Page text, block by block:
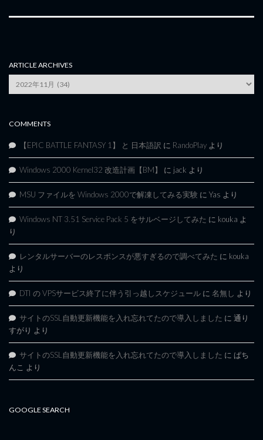
ARTICLE ARCHIVES
Archives
COMMENTS
【EPIC BATTLE FANTASY 1】 と 日本語訳 に RandoPlay より
Windows 2000 Kernel32 改造計画【BM】 に jack より
MSU ファイルを Windows 2000で解凍してみる実験 に Yas より
Windows NT 3.51 Service Pack 5 をサルベージしてみた に kouka よ
り
レンタルサーバーのレスポンスが悪すぎるので調べてみた に kouka
より
DTI の VPSサービス終了に伴う引っ越しスケジュール に 名無し より
サイトのSSL自動更新機能を入れ忘れてたので導入しました に 通り
すがり より
サイトのSSL自動更新機能を入れ忘れてたので導入しました に ぱち
んこ より
GOOGLE SEARCH